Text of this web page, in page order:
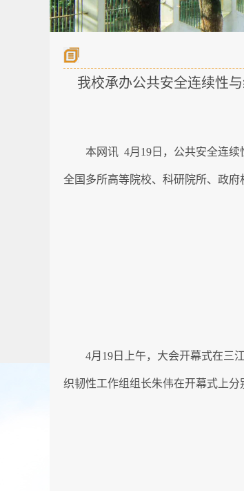
我校承办公共安全连续性
本网讯 4月19日，公共安全连
全国多所高等院校、科研院所、政府
4月19日上午，大会开幕式在三
织韧性工作组组长朱伟在开幕式上分